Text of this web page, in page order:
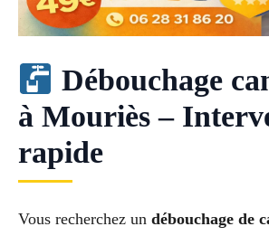
Débouchage
à Mouriès –
rapide
Vous recherchez un débouchage de